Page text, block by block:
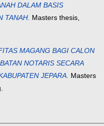
DALAM BASIS
TANAH. Masters thesis,
MAGANG BAGI CALON
NOTARIS SECARA
JEPARA. Masters